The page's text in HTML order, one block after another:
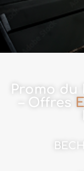
Promo du
– Offres